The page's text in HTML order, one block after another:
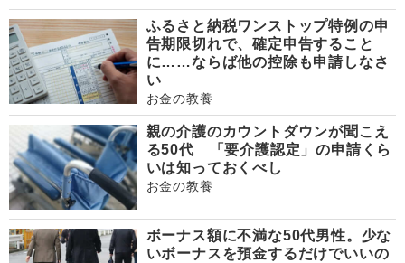
ふるさと納税ワンストップ特例の申
告期限切れで、確定申告すること
に……ならば他の控除も申請しなさ
い
お金の教養
親の介護のカウントダウンが聞こえ
る50代 「要介護認定」の申請くら
いは知っておくべし
お金の教養
ボーナス額に不満な50代男性。少な
いボーナスを預金するだけでいいの